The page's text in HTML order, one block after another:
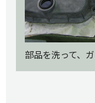
部品を洗って、